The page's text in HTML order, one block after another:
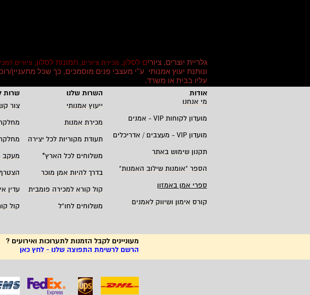
גלריית יוצרים, ציורים לסלון, מכירת ציורים, תמונות לסלון, ציורים
ונותנת יעוץ אמנותי ע''י מעצבי פנים מוסמכים, כך שכל
עליו בבית או משרד.
אודות
השרות שלנו שרות
מי אנחנו
ייעוץ אמנותי צור
מועדון לקוחות VIP - אמנים מכירת אמנות
מועדון VIP - מעצבים / אדריכלים תעודת מקוריות לכל יצירה
תקנון שימוש באתר
משלוחים לכל הארץ* מעקב
הספר "אומנות שילוב האמנות" בדרך להיות אמן מוכר
ספרי אמן באמזון
קול קורא למכירה פומבית עדין
קורס אימון ושיווק לאמנים
משלוחים לחו"ל קול
מעוניינים לקבל הזמנות לתערוכות ואירועים ?
הרשם לרשימת התפוצה שלנו - לחץ כאן